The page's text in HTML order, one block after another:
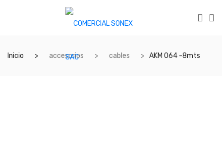
Inicio accesorios cables AKM 064 -8mts